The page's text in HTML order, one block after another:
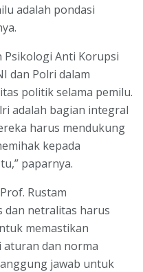
adalah pondasi
Psikologi Anti Korupsi
dan Polri dalam
politik selama pemilu.
adalah bagian integral
harus mendukung
kepada
paparnya.
Rustam
dan netralitas harus
memastikan
aturan dan norma
jawab untuk